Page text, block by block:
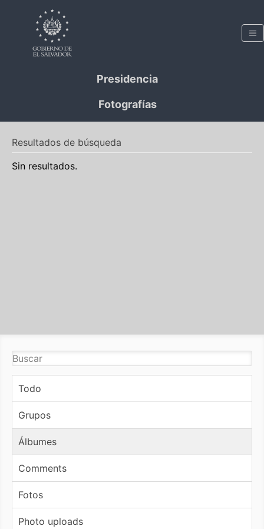
Presidencia
Fotografías
Resultados de búsqueda
Sin resultados.
Todo
Grupos
Álbumes
Comments
Fotos
Photo uploads